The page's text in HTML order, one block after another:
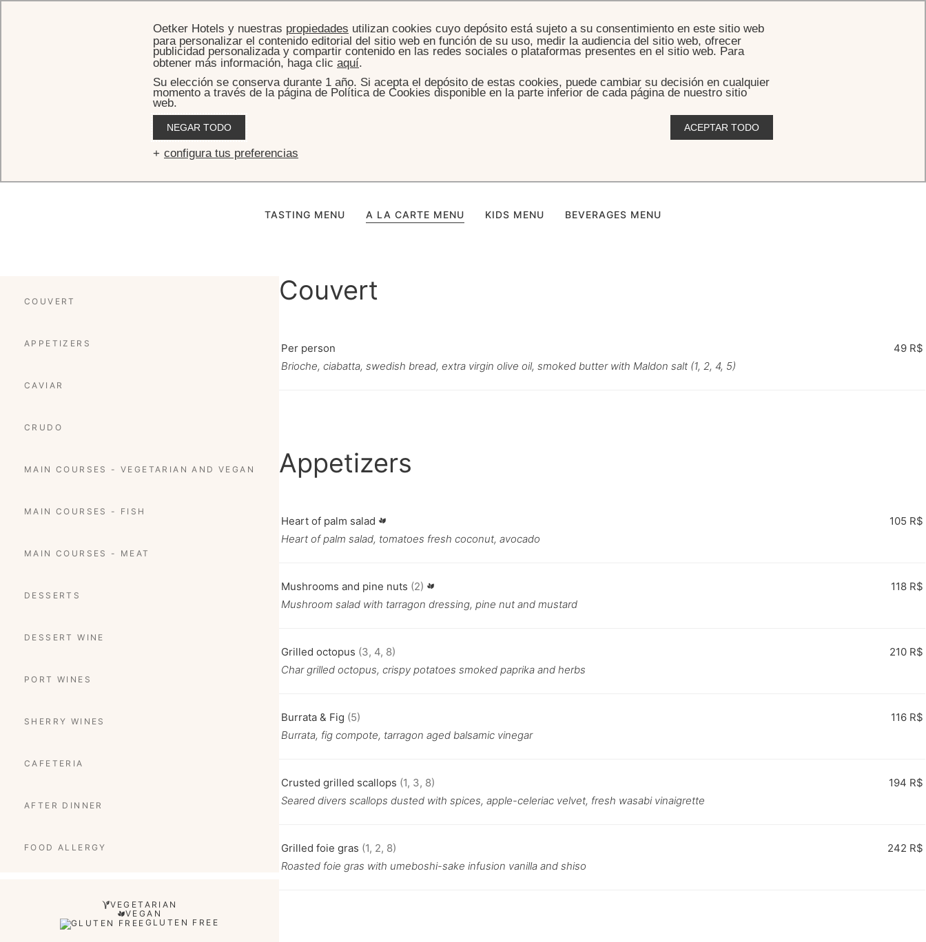
Tangará Jean-Georges - A la Carte Menu
TASTING MENU A LA CARTE MENU KIDS MENU BEVERAGES MENU
COUVERT
APPETIZERS
CAVIAR
CRUDO
MAIN COURSES - VEGETARIAN AND VEGAN
MAIN COURSES - FISH
MAIN COURSES - MEAT
DESSERTS
DESSERT WINE
PORT WINES
SHERRY WINES
CAFETERIA
AFTER DINNER
FOOD ALLERGY
VEGETARIAN
VEGAN
GLUTEN FREE
Couvert
Per person
49 R$
Brioche, ciabatta, swedish bread, extra virgin olive oil, smoked butter with Maldon salt (1, 2, 4, 5)
Appetizers
Heart of palm salad
105 R$
Heart of palm salad, tomatoes fresh coconut, avocado
Mushrooms and pine nuts (2)
118 R$
Mushroom salad with tarragon dressing, pine nut and mustard
Grilled octopus (3, 4, 8)
210 R$
Char grilled octopus, crispy potatoes smoked paprika and herbs
Burrata & Fig (5)
116 R$
Burrata, fig compote, tarragon aged balsamic vinegar
Crusted grilled scallops (1, 3, 8)
194 R$
Seared divers scallops dusted with spices, apple-celeriac velvet, fresh wasabi vinaigrette
Grilled foie gras (1, 2, 8)
242 R$
Roasted foie gras with umeboshi-sake infusion vanilla and shiso
Oetker Hotels y nuestras propiedades utilizan cookies cuyo depósito está sujeto a su consentimiento en este sitio web
para personalizar el contenido editorial del sitio web en función de su uso, medir la audiencia del sitio web, ofrecer
publicidad personalizada y compartir contenido en las redes sociales o plataformas presentes en el sitio web. Para
obtener más información, haga clic aquí.
Su elección se conserva durante 1 año. Si acepta el depósito de estas cookies, puede cambiar su decisión en cualquier
momento a través de la página de Política de Cookies disponible en la parte inferior de cada página de nuestro sitio
web.
NEGAR TODO ACEPTAR TODO
configura tus preferencias